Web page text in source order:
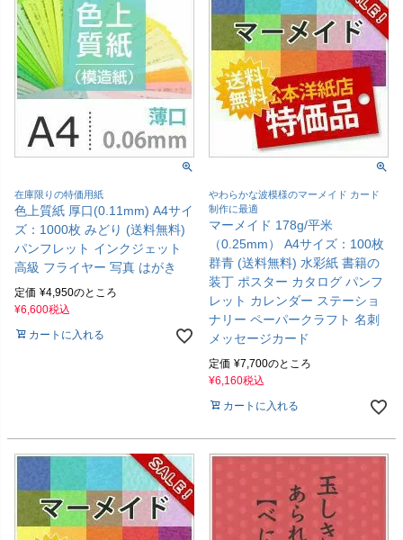
在庫限りの特価用紙
色上質紙 厚口(0.11mm) A4サイ
ズ：1000枚 みどり (送料無料)
パンフレット インクジェット
高級 フライヤー 写真 はがき
定価 ¥4,950のところ
¥6,600税込
カートに入れる
やわらかな波模様のマーメイド カード
制作に最適
マーメイド 178g/平米
（0.25mm） A4サイズ：100枚
群青 (送料無料) 水彩紙 書籍の
装丁 ポスター カタログ パンフ
レット カレンダー ステーショ
ナリー ペーパークラフト 名刺
メッセージカード
定価 ¥7,700のところ
¥6,160税込
カートに入れる